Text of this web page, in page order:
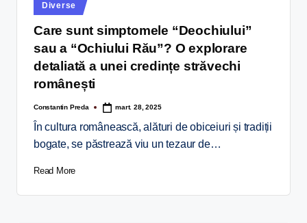
Diverse
Care sunt simptomele “Deochiului”
sau a “Ochiului Rău”? O explorare
detaliată a unei credințe străvechi
românești
Constantin Preda mart. 28, 2025
În cultura românească, alături de obiceiuri și tradiții
bogate, se păstrează viu un tezaur de…
Read More